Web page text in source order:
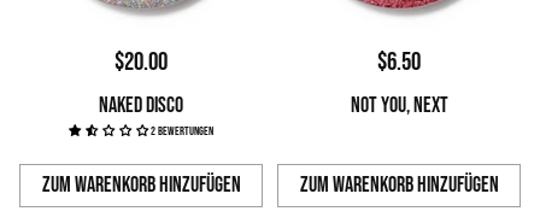
$20.00
NAKED DISCO
2 Bewertungen
Zum Warenkorb hinzufügen
Anzahl
$6.50
NOT YOU, NEXT
Zum Warenkorb hinzufügen
Anzahl